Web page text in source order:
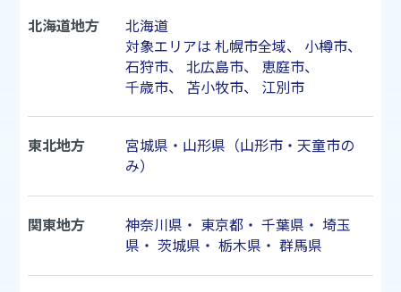
北海道地方
北海道
対象エリアは 札幌市全域、 小樽市、
石狩市、 北広島市、 恵庭市、
千歳市、 苫小牧市、 江別市
東北地方
宮城県・山形県（山形市・天童市の
み）
関東地方 神奈川県 ・ 東京都・ 千葉県 ・ 埼玉
県 ・ 茨城県 ・ 栃木県 ・ 群馬県